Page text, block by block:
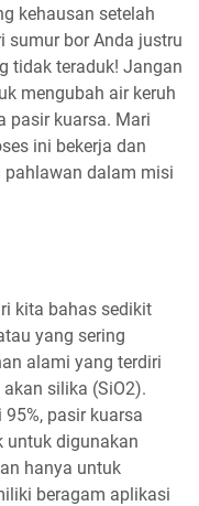
kehausan setelah
sumur bor Anda justru
tidak teraduk! Jangan
mengubah air keruh
pasir kuarsa. Mari
ini bekerja dan
pahlawan dalam misi
kita bahas sedikit
yang sering
alami yang terdiri
silika (SiO2).
pasir kuarsa
untuk digunakan
hanya untuk
beragam aplikasi